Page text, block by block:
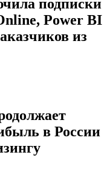
подписки
Power BI
из
в России